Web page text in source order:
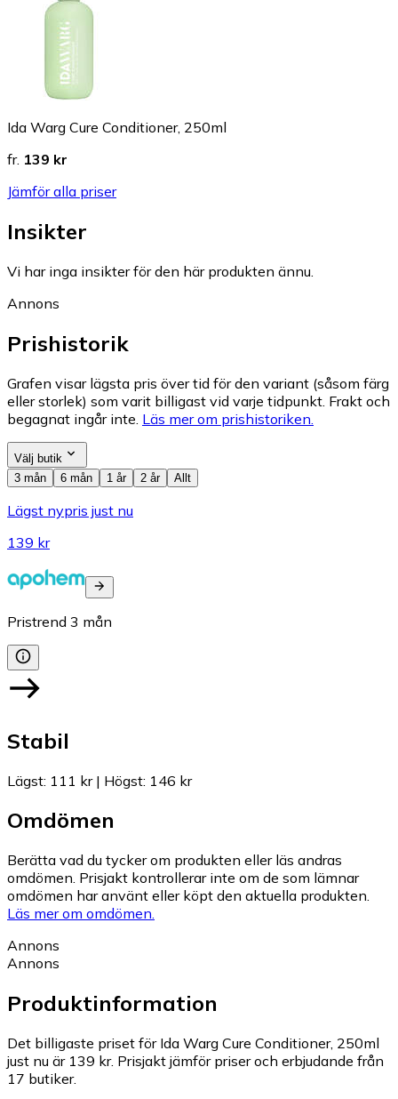
Ida Warg Cure Conditioner, 250ml
fr. 139 kr
Jämför alla priser
Insikter
Vi har inga insikter för den här produkten ännu.
Annons
Prishistorik
Grafen visar lägsta pris över tid för den variant (såsom färg
eller storlek) som varit billigast vid varje tidpunkt. Frakt och
begagnat ingår inte. Läs mer om prishistoriken.
Välj butik
3 mån
6 mån 1 år 2 år Allt
Lägst nypris just nu
139 kr
Pristrend 3 mån
Stabil
Lägst: 111 kr| Högst: 146 kr
Omdömen
Berätta vad du tycker om produkten eller läs andras
omdömen. Prisjakt kontrollerar inte om de som lämnar
omdömen har använt eller köpt den aktuella produkten.
Läs mer om omdömen.
Annons
Annons
Produktinformation
Det billigaste priset för Ida Warg Cure Conditioner, 250ml
just nu är 139 kr. Prisjakt jämför priser och erbjudande från
17 butiker.